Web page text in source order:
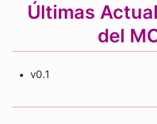
Últimas
del
v0.1